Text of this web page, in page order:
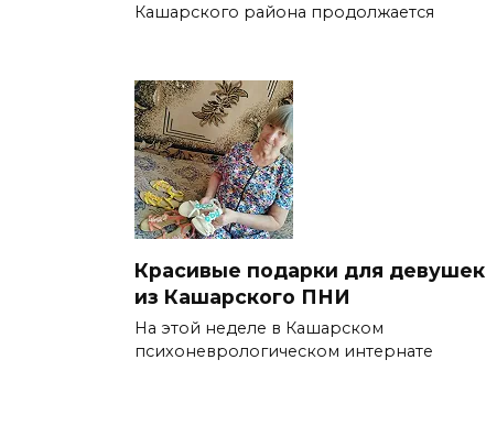
Кашарского района продолжается
Красивые подарки для девушек
из Кашарского ПНИ
На этой неделе в Кашарском
психоневрологическом интернате